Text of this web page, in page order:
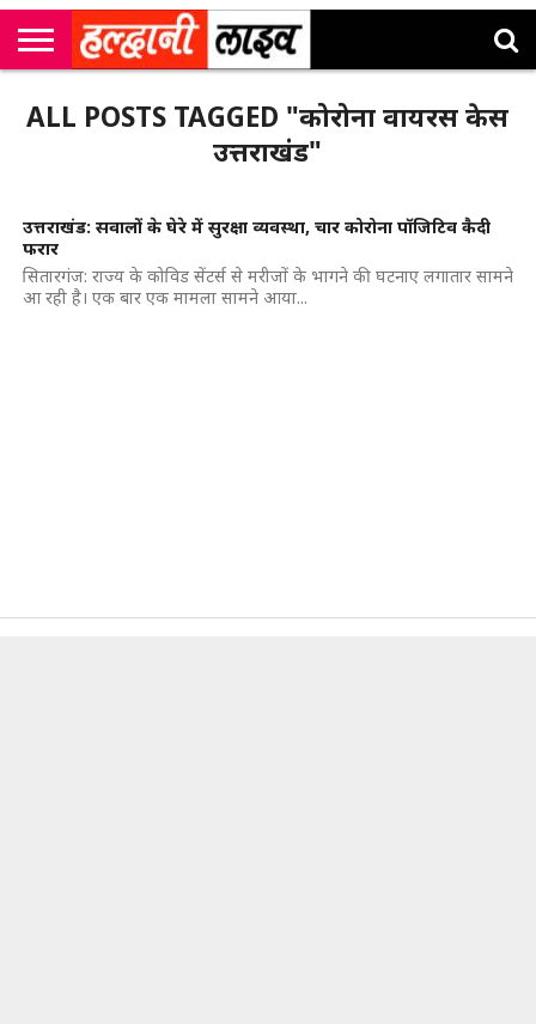
सी
एम
कॉर्नर
उत्तराखंड
न्यूज़
खेल
मनोरंजन
सम्पादकीय
जॉब
अलर्ट्स
ALL POSTS TAGGED "कोरोना वायरस केस
उत्तराखंड"
उत्तराखंड: सवालों के घेरे में सुरक्षा व्यवस्था, चार कोरोना पॉजिटिव कैदी
फरार
सितारगंज: राज्य के कोविड सेंटर्स से मरीजों के भागने की घटनाए लगातार सामने
आ रही है। एक बार एक मामला सामने आया...